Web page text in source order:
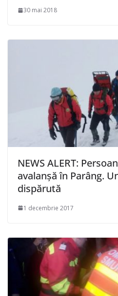
30 mai 2018
NEWS ALERT:
avalanșă în Parâng.
dispărută
1 decembrie 2017